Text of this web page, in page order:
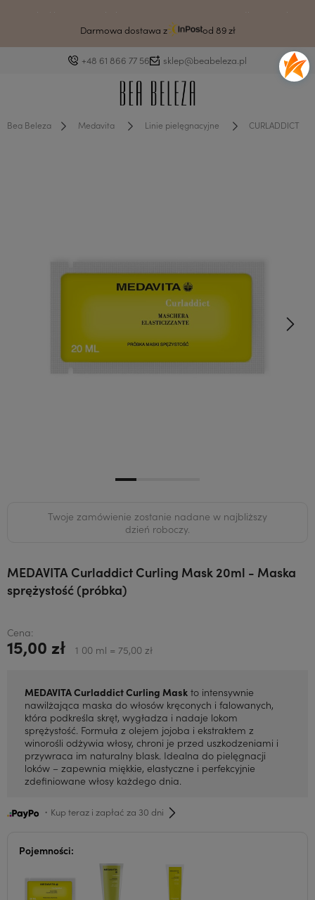
Drodzy klienci ze względu na awarię systemu czas wysyłki może ulec
wydłużeniu.
Darmowa dostawa z od 89 zł
+48 61 866 77 56 sklep@beabeleza.pl
Bea Beleza Medavita Linie pielęgnacyjne CURLADDICT
Twoje zamówienie zostanie nadane w najbliższy
dzień roboczy.
MEDAVITA Curladdict Curling Mask 20ml - Maska
sprężystość (próbka)
Cena:
15,00 zł 1 00 ml = 75,00 zł
MEDAVITA Curladdict Curling Mask to intensywnie
nawilżająca maska do włosów kręconych i falowanych,
która podkreśla skręt, wygładza i nadaje lokom
sprężystość. Formuła z olejem jojoba i ekstraktem z
winorośli odżywia włosy, chroni je przed uszkodzeniami i
przywraca im naturalny blask. Idealna do pielęgnacji
loków – zapewnia miękkie, elastyczne i perfekcyjnie
zdefiniowane włosy każdego dnia.
・Kup teraz i zapłać za 30 dni